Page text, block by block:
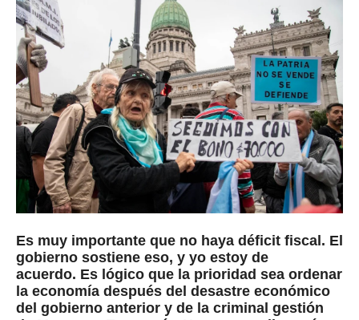
Es muy importante que no haya déficit fiscal. El
gobierno sostiene eso, y yo estoy de
acuerdo. Es lógico que la prioridad sea ordenar
la economía después del desastre económico
del gobierno anterior y de la criminal gestión